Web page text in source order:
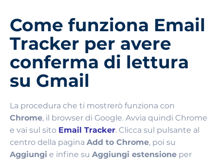
Come funziona Email
Tracker per avere
conferma di lettura
su Gmail
La procedura che ti mostrerò funziona con
Chrome, il browser di Google. Avvia quindi Chrome
e vai sul sito Email Tracker. Clicca sul pulsante al
centro della pagina Add to Chrome, poi su
Aggiungi e infine su Aggiungi estensione per